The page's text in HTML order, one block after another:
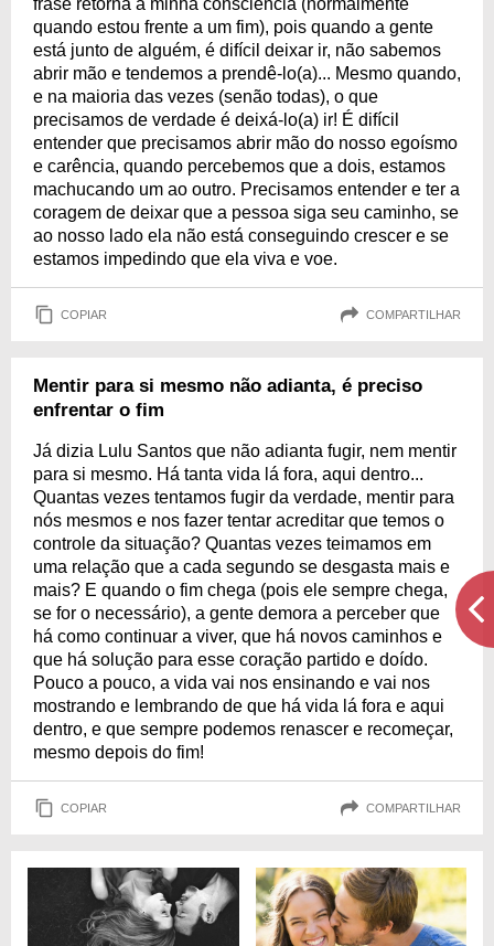
frase retorna à minha consciência (normalmente
quando estou frente a um fim), pois quando a gente
está junto de alguém, é difícil deixar ir, não sabemos
abrir mão e tendemos a prendê-lo(a)... Mesmo quando,
e na maioria das vezes (senão todas), o que
precisamos de verdade é deixá-lo(a) ir! É difícil
entender que precisamos abrir mão do nosso egoísmo
e carência, quando percebemos que a dois, estamos
machucando um ao outro. Precisamos entender e ter a
coragem de deixar que a pessoa siga seu caminho, se
ao nosso lado ela não está conseguindo crescer e se
estamos impedindo que ela viva e voe.
COPIAR COMPARTILHAR
Mentir para si mesmo não adianta, é preciso
enfrentar o fim
Já dizia Lulu Santos que não adianta fugir, nem mentir
para si mesmo. Há tanta vida lá fora, aqui dentro...
Quantas vezes tentamos fugir da verdade, mentir para
nós mesmos e nos fazer tentar acreditar que temos o
controle da situação? Quantas vezes teimamos em
uma relação que a cada segundo se desgasta mais e
mais? E quando o fim chega (pois ele sempre chega,
se for o necessário), a gente demora a perceber que
há como continuar a viver, que há novos caminhos e
que há solução para esse coração partido e doído.
Pouco a pouco, a vida vai nos ensinando e vai nos
mostrando e lembrando de que há vida lá fora e aqui
dentro, e que sempre podemos renascer e recomeçar,
mesmo depois do fim!
COPIAR COMPARTILHAR